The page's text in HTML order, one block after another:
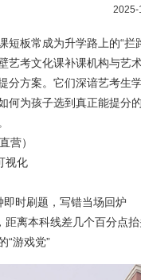
2025-
短板常成为升学路上的“
艺考文化课补课机构与艺
分方案。它们深谙艺考生
何为孩子选到真正能提分
营）
视化
即时刷题，写错当场回炉
距离本科线差几个百分点
“游戏党”